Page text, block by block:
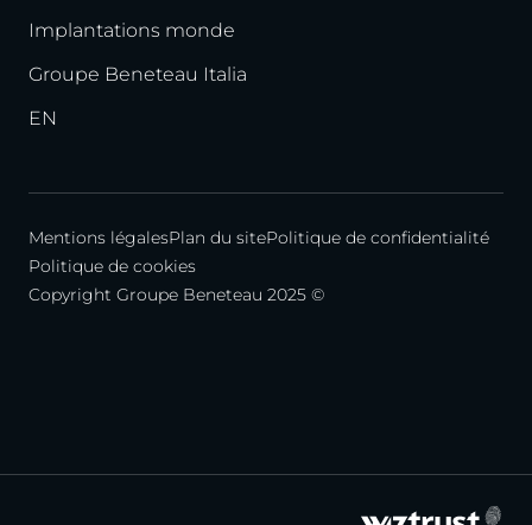
Implantations monde
Groupe Beneteau Italia
EN
Mentions légalesPlan du sitePolitique de confidentialité
Politique de cookies
Copyright Groupe Beneteau 2025 ©